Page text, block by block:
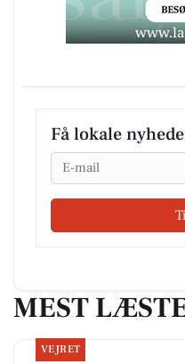
Få lokale
Email
MEST
VEJRET